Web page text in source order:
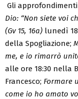
Gli
Dio: “Non siete voi
(Gv 15, 16a) lunedì
della Spogliazione;
me, e io rimarrò
alle ore 18:30 nella
Francesco; Formare
come io ho amato